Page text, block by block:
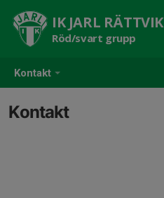
Kontakt
IK JARL RÄTTVIK
Röd/svart grupp
Kontakt